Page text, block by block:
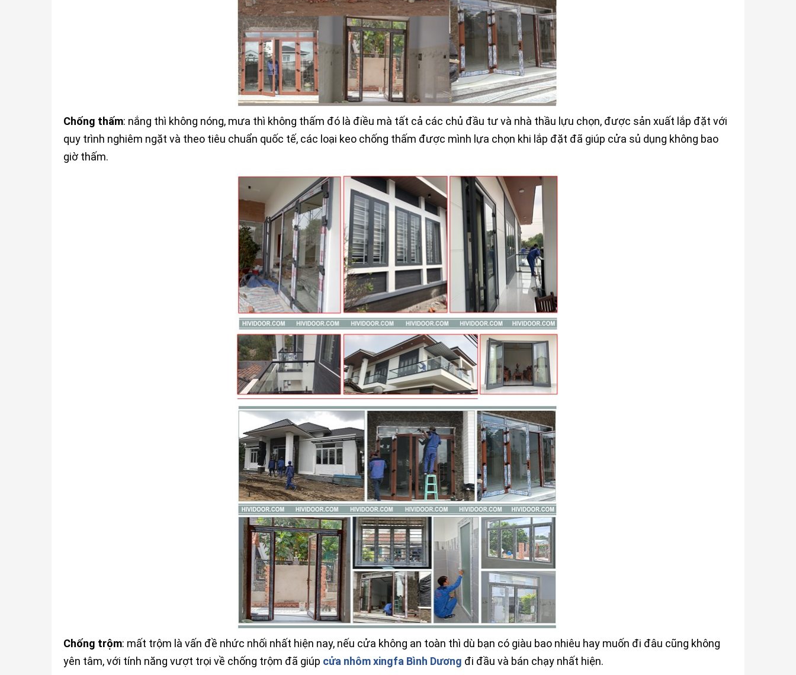
Chống thấm: nắng thì không nóng, mưa thì không thấm đó là điều mà tất cả các chủ đầu tư và nhà thầu lựu chọn, được sản xuất lắp đặt với
quy trình nghiêm ngặt và theo tiêu chuẩn quốc tế, các loại keo chống thấm được mình lựa chọn khi lắp đặt đã giúp cửa sủ dụng không bao
giờ thấm.
Chống trộm: mất trộm là vấn đề nhức nhối nhất hiện nay, nếu cửa không an toàn thì dù bạn có giàu bao nhiêu hay muốn đi đâu cũng không
yên tâm, với tính năng vượt trọi về chống trộm đã giúp cửa nhôm xingfa Bình Dương đi đầu và bán chạy nhất hiện.